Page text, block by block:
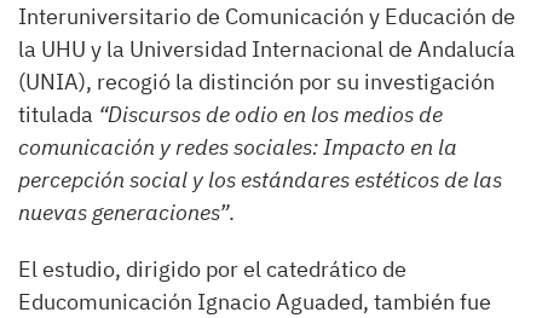
Interuniversitario de Comunicación y Educación de
la UHU y la Universidad Internacional de Andalucía
(UNIA), recogió la distinción por su investigación
titulada “Discursos de odio en los medios de
comunicación y redes sociales: Impacto en la
percepción social y los estándares estéticos de las
nuevas generaciones”.
El estudio, dirigido por el catedrático de
Educomunicación Ignacio Aguaded, también fue